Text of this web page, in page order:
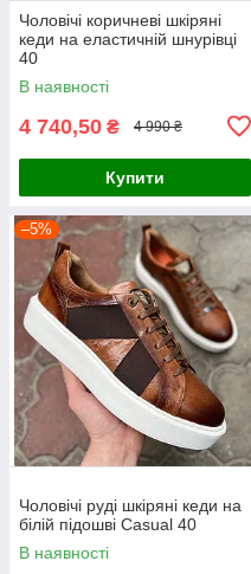
Чоловічі коричневі шкіряні
кеди на еластичній шнурівці
40
В наявності
4 740,50 ₴ 4 990 ₴
Купити
–5%
Чоловічі руді шкіряні кеди на
білій підошві Casual 40
В наявності